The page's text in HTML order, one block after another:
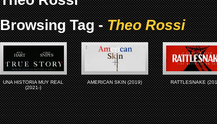
Browsing Tag -Theo Rossi
UNA HISTORIA MUY REAL
(2021-)
AMERICAN SKIN (2019) RATTLESNAKE